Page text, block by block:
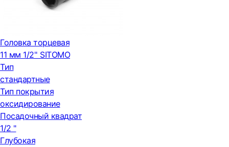
Головка торцевая
11 мм 1/2'' SITOMO
Тип
стандартные
Тип покрытия
оксидирование
Посадочный квадрат
1/2 "
Глубокая